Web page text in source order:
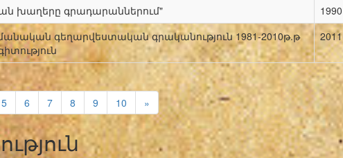
խաղերը գրադարաններում"
1990
գեղարվեստական գրականություն 1981-2010թ.թ
2011
5 6 7 8 9 10 »